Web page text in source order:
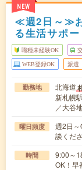
NEW
≪週2日～≫
る生活サポー
職種未経験OK
WEB登録OK 派遣
勤務地 北海道
新札幌
／大谷
曜日頻度
週2日～
談くだ
時間
9:00～
OK！